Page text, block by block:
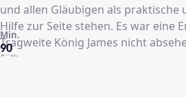
und allen Gläubigen als praktische
Hilfe zur Seite stehen. Es war eine
Tragweite König James nicht
fällte.
90
Min.